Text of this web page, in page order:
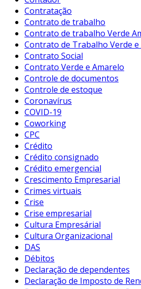
Contratação
Contrato de trabalho
Contrato de trabalho Verde
Contrato de Trabalho Verde e
Contrato Social
Contrato Verde e Amarelo
Controle de documentos
Controle de estoque
Coronavírus
COVID-19
Coworking
CPC
Crédito
Crédito consignado
Crédito emergencial
Crescimento Empresarial
Crimes virtuais
Crise
Crise empresarial
Cultura Empresárial
Cultura Organizacional
DAS
Débitos
Declaração de dependentes
Declaração de Imposto de